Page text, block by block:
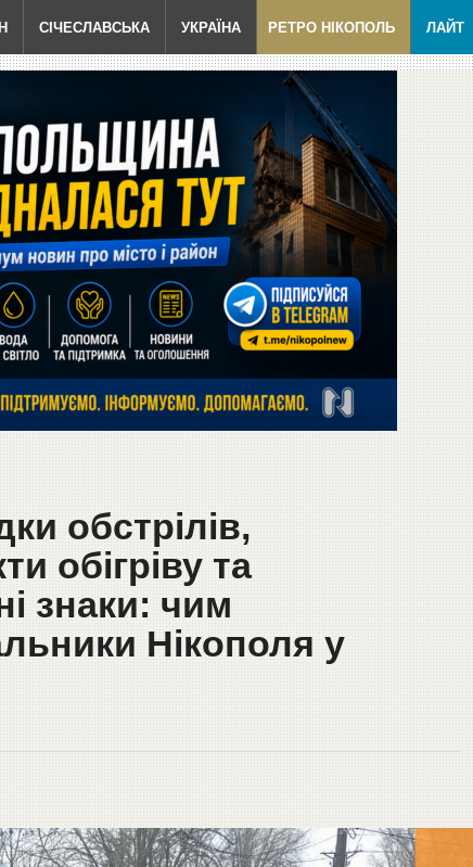
СІЧЕСЛАВСЬКА УКРАЇНА РЕТРО НІКОПОЛЬ ЛАЙТ
обстрілів,
обігріву та
знаки: чим
Нікополя у